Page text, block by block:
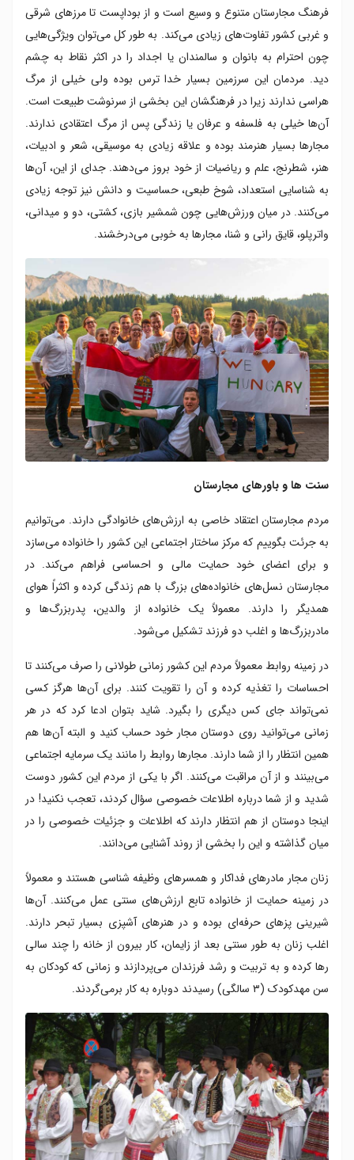
فرهنگ مجارستان متنوع و وسیع است و از بوداپست تا مرزهای شرقی
و غربی کشور تفاوت‌های زیادی می‌کند. به طور کل می‌توان ویژگی‌هایی
چون احترام به بانوان و سالمندان یا اجداد را در اکثر نقاط به چشم
دید. مردمان این سرزمین بسیار خدا ترس بوده ولی خیلی از مرگ
هراسی ندارند زیرا در فرهنگشان این بخشی از سرنوشت طبیعت است.
آن‌ها خیلی به فلسفه و عرفان یا زندگی پس از مرگ اعتقادی ندارند.
مجارها بسیار هنرمند بوده و علاقه زیادی به موسیقی، شعر و ادبیات،
هنر، شطرنج، علم و ریاضیات از خود بروز می‌دهند. جدای از این، آن‌ها
به شناسایی استعداد، شوخ طبعی، حساسیت و دانش نیز توجه زیادی
می‌کنند. در میان ورزش‌هایی چون شمشیر بازی، کشتی، دو و میدانی،
واترپلو، قایق رانی و شنا، مجارها به خوبی می‌درخشند.
سنت ها و باورهای مجارستان
مردم مجارستان اعتقاد خاصی به ارزش‌های خانوادگی دارند. می‌توانیم
به جرئت بگوییم که مرکز ساختار اجتماعی این کشور را خانواده می‌سازد
و برای اعضای خود حمایت مالی و احساسی فراهم می‌کند. در
مجارستان نسل‌های خانواده‌های بزرگ با هم زندگی کرده و اکثراً هوای
همدیگر را دارند. معمولاً یک خانواده از والدین، پدربزرگ‌ها و
مادربزرگ‌ها و اغلب دو فرزند تشکیل می‌شود.
در زمینه روابط معمولاً مردم این کشور زمانی طولانی را صرف می‌کنند تا
احساسات را تغذیه کرده و آن را تقویت کنند. برای آن‌ها هرگز کسی
نمی‌تواند جای کس دیگری را بگیرد. شاید بتوان ادعا کرد که در هر
زمانی می‌توانید روی دوستان مجار خود حساب کنید و البته آن‌ها هم
همین انتظار را از شما دارند. مجارها روابط را مانند یک سرمایه اجتماعی
می‌بینند و از آن مراقبت می‌کنند. اگر با یکی از مردم این کشور دوست
شدید و از شما درباره اطلاعات خصوصی سؤال کردند، تعجب نکنید! در
اینجا دوستان از هم انتظار دارند که اطلاعات و جزئیات خصوصی را در
میان گذاشته و این را بخشی از روند آشنایی می‌دانند.
زنان مجار مادرهای فداکار و همسرهای وظیفه شناسی هستند و معمولاً
در زمینه حمایت از خانواده تابع ارزش‌های سنتی عمل می‌کنند. آن‌ها
شیرینی پزهای حرفه‌ای بوده و در هنرهای آشپزی بسیار تبحر دارند.
اغلب زنان به طور سنتی بعد از زایمان، کار بیرون از خانه را چند سالی
رها کرده و به تربیت و رشد فرزندان می‌پردازند و زمانی که کودکان به
سن مهدکودک (۳ سالگی) رسیدند دوباره به کار برمی‌گردند.